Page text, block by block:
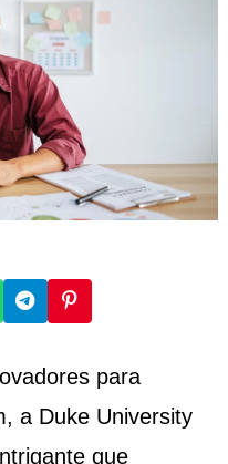
para
a Duke University
que